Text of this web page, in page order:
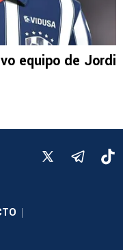
equipo de Jordi